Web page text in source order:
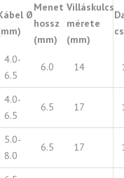
Ø
Menet
hossz
(mm)
Villáskulcs
mérete
(mm)
4.0-
6.5
6.0 14
4.0-
6.5
6.5 17
5.0-
8.0
6.5 17